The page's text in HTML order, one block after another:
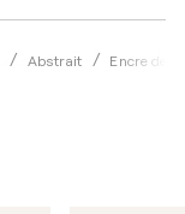
Abstrait Encre de